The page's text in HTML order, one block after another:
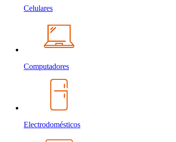
Celulares
Computadores
Electrodomésticos